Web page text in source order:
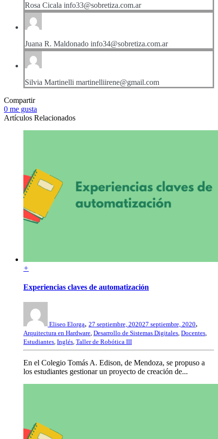
Rosa Cicala info33@sobretiza.com.ar
Juana R. Maldonado info34@sobretiza.com.ar
Silvia Martinelli martinelliirene@gmail.com
Compartir
0 me gusta
Artículos Relacionados
+
Experiencias claves de automatización
Eliseo Elorga, 27 septiembre, 202027 septiembre, 2020,
Arquitectura en Hardware, Desarrollo de Sistemas Digitales, Docentes,
Estudiantes, Inglés, Taller de Robótica III
En el Colegio Tomás A. Edison, de Mendoza, se propuso a
los estudiantes gestionar un proyecto de creación de...